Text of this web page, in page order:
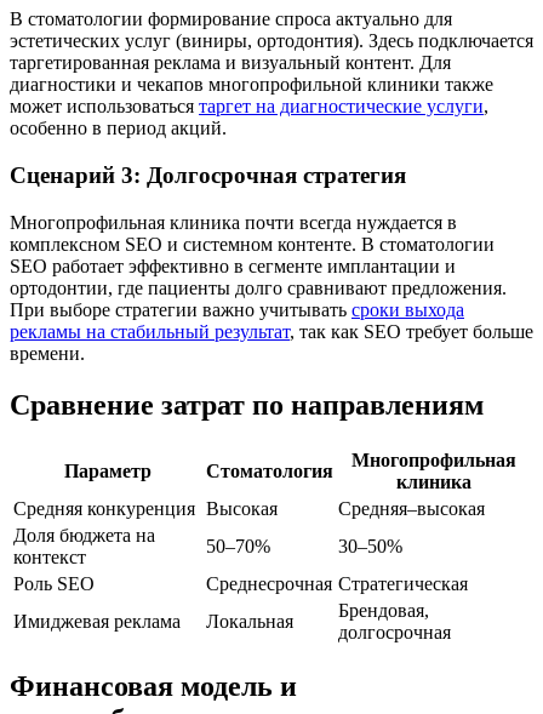
В стоматологии формирование спроса актуально для
эстетических услуг (виниры, ортодонтия). Здесь подключается
таргетированная реклама и визуальный контент. Для
диагностики и чекапов многопрофильной клиники также
может использоваться таргет на диагностические услуги,
особенно в период акций.
Сценарий 3: Долгосрочная стратегия
Многопрофильная клиника почти всегда нуждается в
комплексном SEO и системном контенте. В стоматологии
SEO работает эффективно в сегменте имплантации и
ортодонтии, где пациенты долго сравнивают предложения.
При выборе стратегии важно учитывать сроки выхода
рекламы на стабильный результат, так как SEO требует больше
времени.
Сравнение затрат по направлениям
Параметр Стоматология
Многопрофильная
клиника
Средняя конкуренция Высокая
Средняя–высокая
Доля бюджета на
контекст
50–70%
30–50%
Роль SEO
Среднесрочная Стратегическая
Имиджевая реклама
Локальная
Брендовая,
долгосрочная
Финансовая модель и